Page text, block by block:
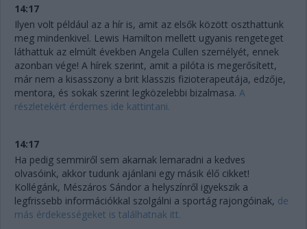
14:17
Ilyen volt például az a hír is, amit az elsők között oszthattunk
meg mindenkivel. Lewis Hamilton mellett ugyanis rengeteget
láthattuk az elmúlt években Angela Cullen személyét, ennek
azonban vége! A hírek szerint, amit a pilóta is megerősített,
már nem a kisasszony a brit klasszis fizioterapeutája, edzője,
mentora, és sokak szerint legközelebbi bizalmasa. A
részletekért érdemes ide kattintani.
14:17
Ha pedig semmiről sem akarnak lemaradni a kedves
olvasóink, akkor tudunk ajánlani egy másik élő cikket!
Kollégánk, Mészáros Sándor a helyszínről igyekszik a
legfrissebb információkkal szolgálni a sportág rajongóinak, de
más érdekességeket is találhatnak itt.